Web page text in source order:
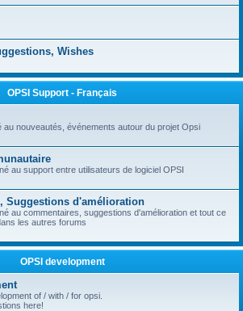
Wishes
OPSI Support - Français
au nouveautés, événements autour du projet Opsi
au support entre utilisateurs de logiciel OPSI
Suggestions d'amélioration
au commentaires, suggestions d'amélioration et tout ce
les autres forums
OPSI development
of / with / for opsi.
here!